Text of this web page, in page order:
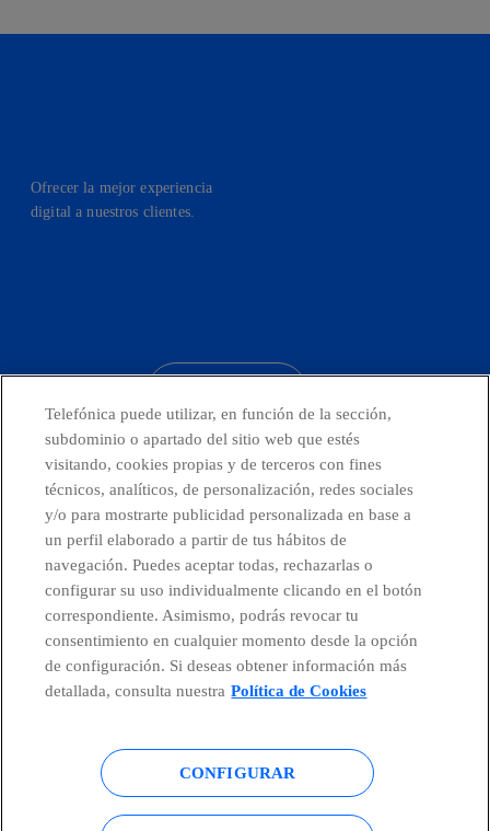
Ofrecer la mejor experiencia
digital a nuestros clientes.
Países y Unidades emergentes
Canal de Denuncias
Centro Global Transparencia
Política de cookies Aviso legal
Telefónica puede utilizar, en función de la sección,
subdominio o apartado del sitio web que estés
visitando, cookies propias y de terceros con fines
técnicos, analíticos, de personalización, redes sociales
y/o para mostrarte publicidad personalizada en base a
un perfil elaborado a partir de tus hábitos de
navegación. Puedes aceptar todas, rechazarlas o
configurar su uso individualmente clicando en el botón
correspondiente. Asimismo, podrás revocar tu
consentimiento en cualquier momento desde la opción
de configuración. Si deseas obtener información más
detallada, consulta nuestra Política de Cookies
CONFIGURAR